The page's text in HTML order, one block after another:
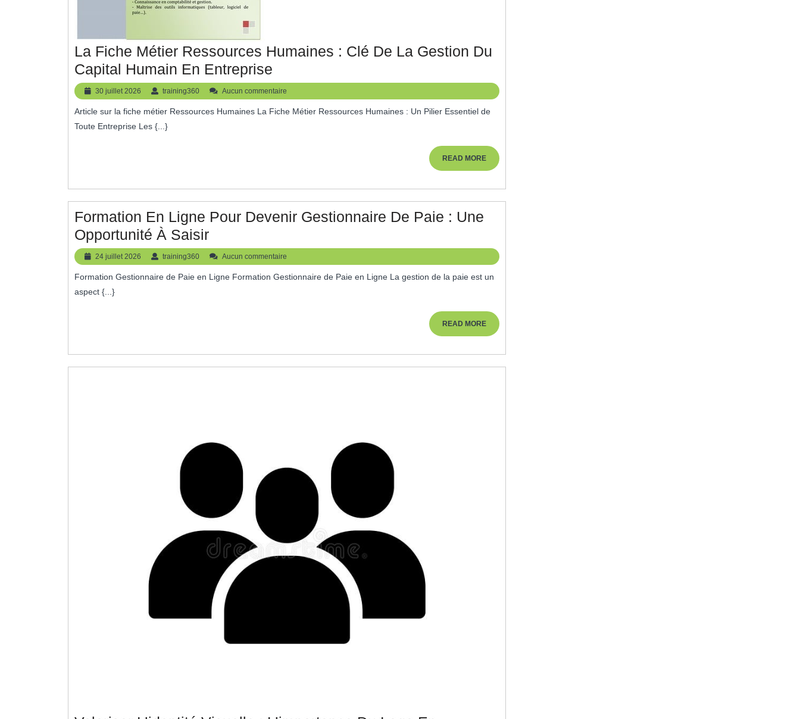
La Fiche Métier Ressources Humaines : Clé De La Gestion Du
Capital Humain En Entreprise
Fiche
Métier
De
La
Du
Capital
Humain
30 juillet 2026
30
juillet
2026
training360 training360
Aucun commentaire
Article sur la fiche métier Ressources Humaines La Fiche Métier Ressources Humaines : Un Pilier Essentiel de
Toute Entreprise Les {...}
READ MOREREAD
MORE
Formation En Ligne Pour Devenir Gestionnaire De Paie : Une
Opportunité À SaisirFormation
En
Ligne
Paie
Saisir
24 juillet 2026
24
juillet
2026
training360 training360
Aucun commentaire
Formation Gestionnaire de Paie en Ligne Formation Gestionnaire de Paie en Ligne La gestion de la paie est un
aspect {...}
READ MOREREAD
MORE